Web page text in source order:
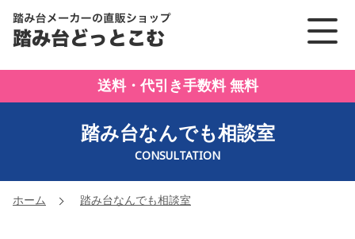
踏み台メーカーの直販ショ
送料・代引き手数料 無料
踏み台なんでも相談室
CONSULTATION
ホーム 踏み台なんでも相談室